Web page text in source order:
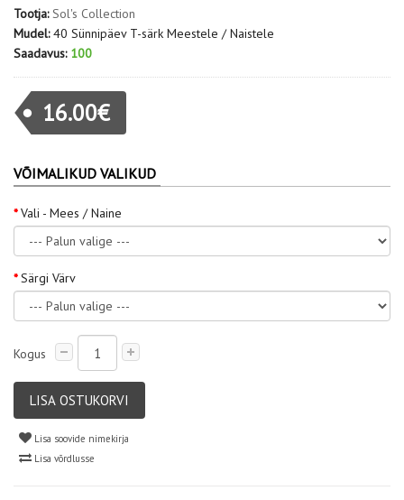
Tootja: Sol's Collection
Mudel: 40 Sünnipäev T-särk Meestele / Naistele
Saadavus: 100
16.00€
VÕIMALIKUD VALIKUD
Vali - Mees / Naine
Särgi Värv
Kogus
LISA OSTUKORVI
Lisa soovide nimekirja
Lisa võrdlusse